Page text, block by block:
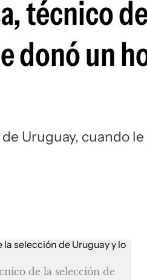
técnico
donó un
Uruguay, cuando le
de la selección de